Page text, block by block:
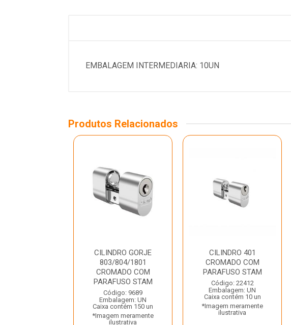
EMBALAGEM INTERMEDIARIA: 10UN
Produtos Relacionados
CILINDRO GORJE
803/804/1801
CROMADO COM
PARAFUSO STAM
Código: 9689
Embalagem: UN
Caixa contém 150 un
*Imagem meramente
ilustrativa
CILINDRO 401
CROMADO COM
PARAFUSO STAM
Código: 22412
Embalagem: UN
Caixa contém 10 un
*Imagem meramente
ilustrativa